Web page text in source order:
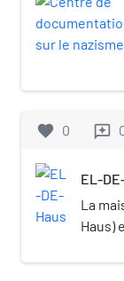
favorite 0 reviews
EL-
La
Haus)
de